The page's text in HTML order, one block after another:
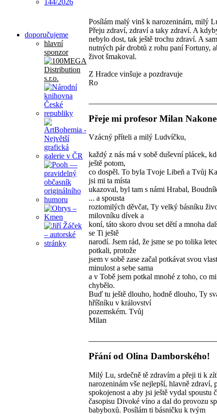
doporučujeme
hlavní
sponzor
Posílám malý vinš k narozeninám, milý
Přeju zdraví, zdraví a taky zdraví. A
nebylo dost, tak ještě trochu zdraví. A
nutných pár drobtů z rohu paní Fortuny,
život šmakoval.
Z Hradce vinšuje a pozdravuje
Ro
Přeje mi profesor Milan
Vzácný příteli a milý Ludvíčku,
každý z nás má v sobě duševní plácek,
ještě potom,
co dospěl. To byla Tvoje Libeň a Tvůj
jsi mi ta místa
ukazoval, byl tam s námi Hrabal,
... a spousta
roztomilých děvčat, Ty velký básníku
milovníku dívek a
koní, táto skoro dvou set dětí a mnoha
se Ti ještě
narodí. Jsem rád, že jsme se po tolika
potkali, protože
jsem v sobě zase začal potkávat svou
minulost a sebe sama
a v Tobě jsem potkal mnohé z toho, co
chybělo.
Buď tu ještě dlouho, hodně dlouho, Ty
hříšníku v království
pozemském. Tvůj
Milan
Přání od Olina Damborského!
Milý Lu, srdečně tě zdravím a přeji ti k
narozeninám vše nejlepší, hlavně zdraví,
spokojenost a aby jsi ještě vydal spoustu
časopisu Divoké víno a dal do provozu
babyboxů. Posílám ti básničku k tvým